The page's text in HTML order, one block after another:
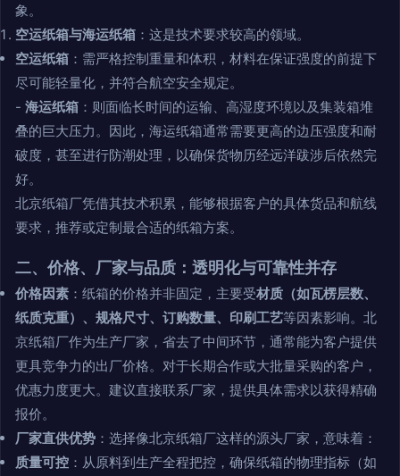
象。
空运纸箱与海运纸箱 ：这是技术要求较高的领域。
空运纸箱 ：需严格控制重量和体积，材料在保证强度的前提下
尽可能轻量化，并符合航空安全规定。
- 海运纸箱 ：则面临长时间的运输、高湿度环境以及集装箱堆
叠的巨大压力。因此，海运纸箱通常需要更高的边压强度和耐
破度，甚至进行防潮处理，以确保货物历经远洋跋涉后依然完
好。
北京纸箱厂凭借其技术积累，能够根据客户的具体货品和航线
要求，推荐或定制最合适的纸箱方案。
二、价格、厂家与品质：透明化与可靠性并存
价格因素 ：纸箱的价格并非固定，主要受材质（如瓦楞层数、
纸质克重）、规格尺寸、订购数量、印刷工艺等因素影响。北
京纸箱厂作为生产厂家，省去了中间环节，通常能为客户提供
更具竞争力的出厂价格。对于长期合作或大批量采购的客户，
优惠力度更大。建议直接联系厂家，提供具体需求以获得精确
报价。
厂家直供优势 ：选择像北京纸箱厂这样的源头厂家，意味着：
质量可控 ：从原料到生产全程把控，确保纸箱的物理指标（如